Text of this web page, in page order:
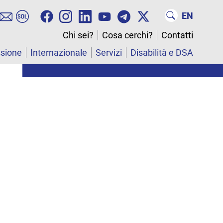
EN
Chi sei?
Cosa cerchi?
Contatti
Internazionale Servizi Disabilità e DSA